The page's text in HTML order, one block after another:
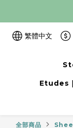
繁體中文
Etudes
全部商品